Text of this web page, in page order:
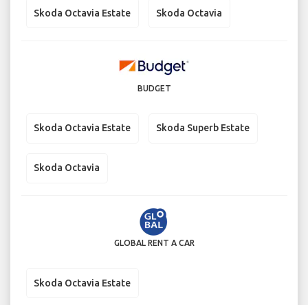
Skoda Octavia Estate Skoda Octavia
BUDGET
Skoda Octavia Estate Skoda Superb Estate
Skoda Octavia
GLOBAL RENT A CAR
Skoda Octavia Estate